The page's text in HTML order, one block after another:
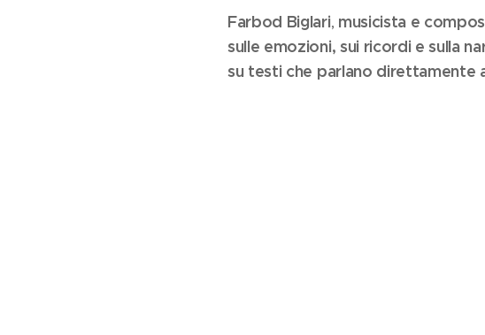
Farbod Biglari, musicista e
sulle emozioni, sui ricordi e sulla
su testi che parlano direttamente